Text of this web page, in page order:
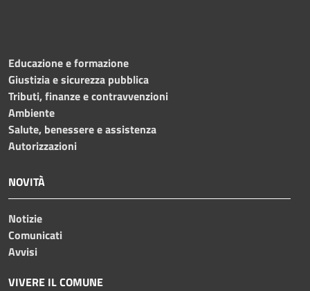
Educazione e formazione
Giustizia e sicurezza pubblica
Tributi, finanze e contravvenzioni
Ambiente
Salute, benessere e assistenza
Autorizzazioni
NOVITÀ
Notizie
Comunicati
Avvisi
VIVERE IL COMUNE